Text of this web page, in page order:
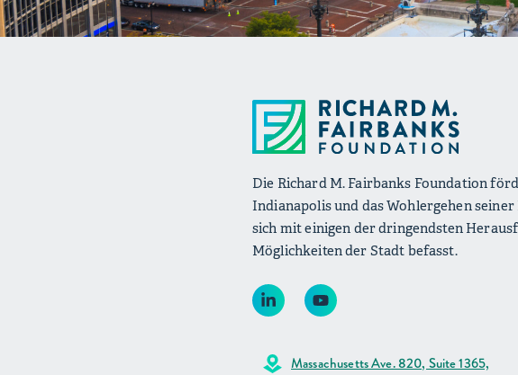
Die Richard M. Fairbanks Foundation
Indianapolis und das Wohlergehen
sich mit einigen der dringendsten
Möglichkeiten der Stadt befasst.
Massachusetts Ave. 820, Suite 1365,